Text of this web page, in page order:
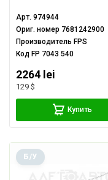
Арт.974944
Ориг. номер 7681242900
Производитель FPS
Код FP 7043 540
2264 lei
129 $
Купить
Б/У